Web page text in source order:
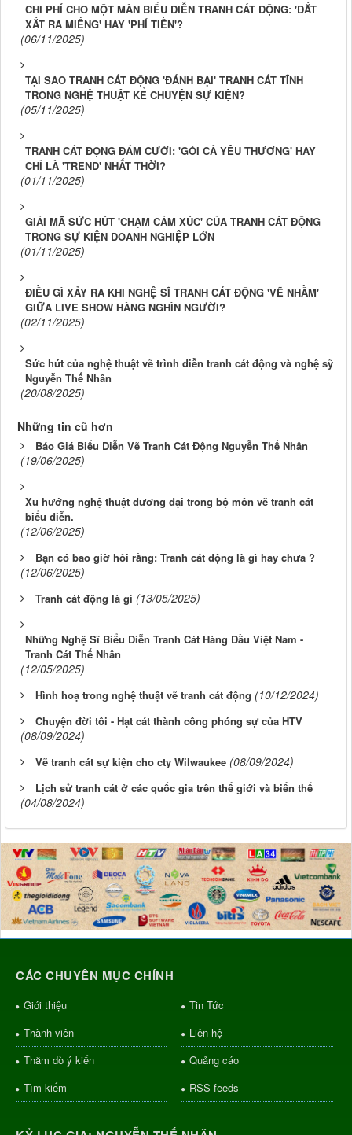
CHI PHÍ CHO MỘT MÀN BIỂU DIỄN TRANH CÁT ĐỘNG: 'ĐẮT
XẮT RA MIẾNG' HAY 'PHÍ TIỀN'?
(06/11/2025)
TẠI SAO TRANH CÁT ĐỘNG 'ĐÁNH BẠI' TRANH CÁT TĨNH
TRONG NGHỆ THUẬT KỂ CHUYỆN SỰ KIỆN?
(05/11/2025)
TRANH CÁT ĐỘNG ĐÁM CƯỚI: 'GÓI CẢ YÊU THƯƠNG' HAY
CHỈ LÀ 'TREND' NHẤT THỜI?
(01/11/2025)
GIẢI MÃ SỨC HÚT 'CHẠM CẢM XÚC' CỦA TRANH CÁT ĐỘNG
TRONG SỰ KIỆN DOANH NGHIỆP LỚN
(01/11/2025)
ĐIỀU GÌ XẢY RA KHI NGHỆ SĨ TRANH CÁT ĐỘNG 'VẼ NHẦM'
GIỮA LIVE SHOW HÀNG NGHÌN NGƯỜI?
(02/11/2025)
Sức hút của nghệ thuật vẽ trình diễn tranh cát động và nghệ sỹ
Nguyễn Thế Nhân
(20/08/2025)
Những tin cũ hơn
Báo Giá Biểu Diễn Vẽ Tranh Cát Động Nguyễn Thế Nhân
(19/06/2025)
Xu hướng nghệ thuật đương đại trong bộ môn vẽ tranh cát
biểu diễn.
(12/06/2025)
Bạn có bao giờ hỏi rằng: Tranh cát động là gì hay chưa ?
(12/06/2025)
Tranh cát động là gì (13/05/2025)
Những Nghệ Sĩ Biểu Diễn Tranh Cát Hàng Đầu Việt Nam -
Tranh Cát Thế Nhân
(12/05/2025)
Hình hoạ trong nghệ thuật vẽ tranh cát động (10/12/2024)
Chuyện đời tôi - Hạt cát thành công phóng sự của HTV
(08/09/2024)
Vẽ tranh cát sự kiện cho cty Wilwaukee (08/09/2024)
Lịch sử tranh cát ở các quốc gia trên thế giới và biến thể
(04/08/2024)
CÁC CHUYÊN MỤC CHÍNH
Giới thiệu
Tin Tức
Thành viên
Liên hệ
Thăm dò ý kiến
Quảng cáo
Tìm kiếm
RSS-feeds